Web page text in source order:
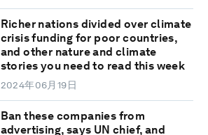
Richer nations divided over climate
crisis funding for poor countries,
and other nature and climate
stories you need to read this week
2024年06月19日
Ban these companies from
advertising, says UN chief, and